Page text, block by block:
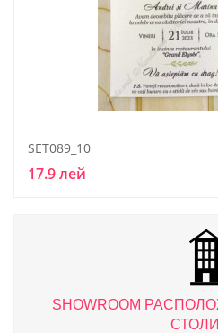
SET089_10
17.9 лей
SHOWROOM